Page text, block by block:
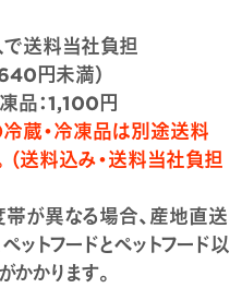
送料当社負担
円未満）
品：1,100円
蔵・冷凍品は別途送料
送料込み・送料当社負担
が異なる場合、産地直送
ットフードとペットフード以
かります。